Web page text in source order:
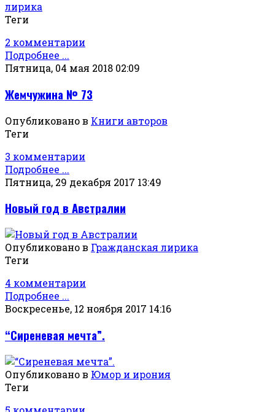
лирика
Теги
2 комментарии
Подробнее ...
Пятница, 04 мая 2018 02:09
Жемчужина № 73
Опубликовано в Книги авторов
Теги
3 комментарии
Подробнее ...
Пятница, 29 декабря 2017 13:49
Новый год в Австралии
Опубликовано в Гражданская лирика
Теги
4 комментарии
Подробнее ...
Воскресенье, 12 ноября 2017 14:16
“Сиреневая мечта”.
Опубликовано в Юмор и ирония
Теги